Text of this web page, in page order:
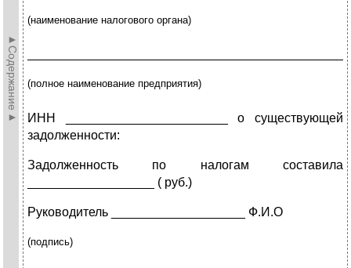
►Содержание►
(наименование налогового органа)
(полное наименование предприятия)
ИНН _______________________ о существующей
задолженности:
Задолженность по налогам составила
__________________ ( руб.)
Руководитель ___________________ Ф.И.О
(подпись)